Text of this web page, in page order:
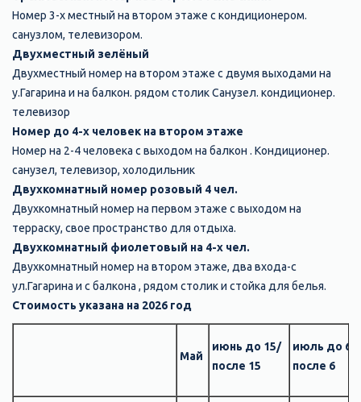
Номер 3-х местный на втором этаже с кондиционером.
санузлом, телевизором.
Двухместный зелёный
Двухместный номер на втором этаже с двумя выходами на
у.Гагарина и на балкон. рядом столик Санузел. кондиционер.
телевизор
Номер до 4-х человек на втором этаже
Номер на 2-4 человека с выходом на балкон . Кондиционер.
санузел, телевизор, холодильник
Двухкомнатный номер розовый 4 чел.
Двухкомнатный номер на первом этаже с выходом на
терраску, свое пространство для отдыха.
Двухкомнатный фиолетовый на 4-х чел.
Двухкомнатный номер на втором этаже, два входа-с
ул.Гагарина и с балкона , рядом столик и стойка для белья.
Стоимость указана на 2026 год
Май
июнь до 15/
после 15
июль до 6/
после 6